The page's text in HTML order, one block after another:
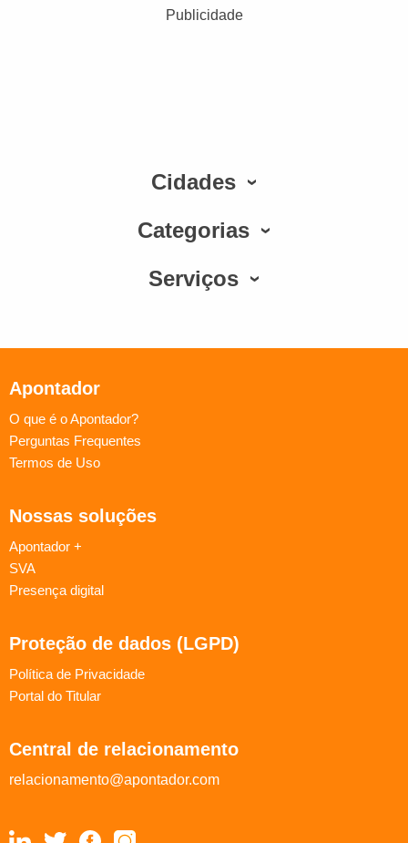
Publicidade
Cidades
Categorias
Serviços
Apontador
O que é o Apontador?
Perguntas Frequentes
Termos de Uso
Nossas soluções
Apontador +
SVA
Presença digital
Proteção de dados (LGPD)
Política de Privacidade
Portal do Titular
Central de relacionamento
relacionamento@apontador.com